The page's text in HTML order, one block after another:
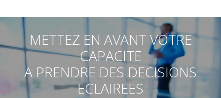
METTEZ EN AVANT VOTRE
CAPACITE
A PRENDRE DES DECISIONS
ECLAIREES